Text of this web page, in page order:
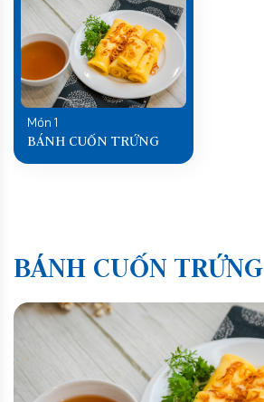
Món 1
BÁNH CUỐN TRỨNG
BÁNH CUỐN TRỨNG